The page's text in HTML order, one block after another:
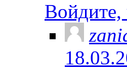
Войдите,